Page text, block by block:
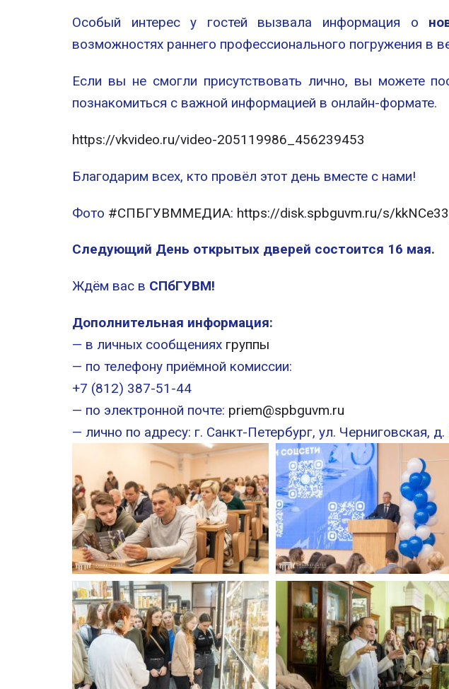
Особый интерес у гостей вызвала информация о
возможностях раннего профессионального погружения в
Если вы не смогли присутствовать лично, вы можете
познакомиться с важной информацией в онлайн-формате.
https://vkvideo.ru/video-205119986_456239453
Благодарим всех, кто провёл этот день вместе с нами!
Фото #СПБГУВММЕДИА: https://disk.spbguvm.ru/s/
Следующий День открытых дверей состоится 16 мая.
Ждём вас в СПбГУВМ!
Дополнительная информация:
— в личных сообщениях группы
— по телефону приёмной комиссии:
+7 (812) 387-51-44
— по электронной почте: priem@spbguvm.ru
— лично по адресу: г. Санкт-Петербург, ул. Черниговская, д.